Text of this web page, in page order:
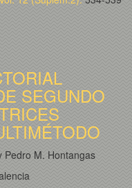
SEGUNDO
Pedro M. Hontangas